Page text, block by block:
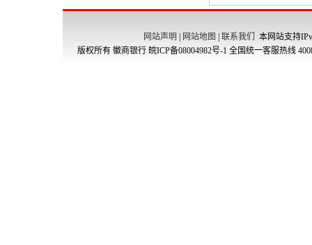
网站声明 网站地图 联系我们
本网站支持
版权所有 徽商银行 皖ICP备08004982号-1 全国统一客服热线